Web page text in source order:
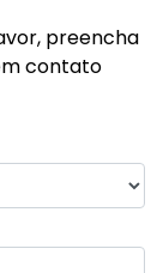
preencha
contato